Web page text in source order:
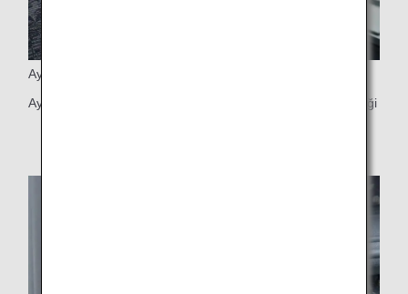
Ayarlanabilir Kişisel Işık
Ayarlanabilir kişisel ışık ve 6 şekilde ayarlanabilir baş desteği